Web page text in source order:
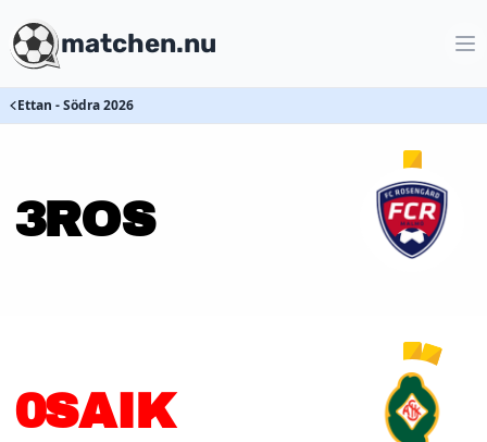
matchen.nu
Ettan - Södra 2026
3ROS
0SAIK